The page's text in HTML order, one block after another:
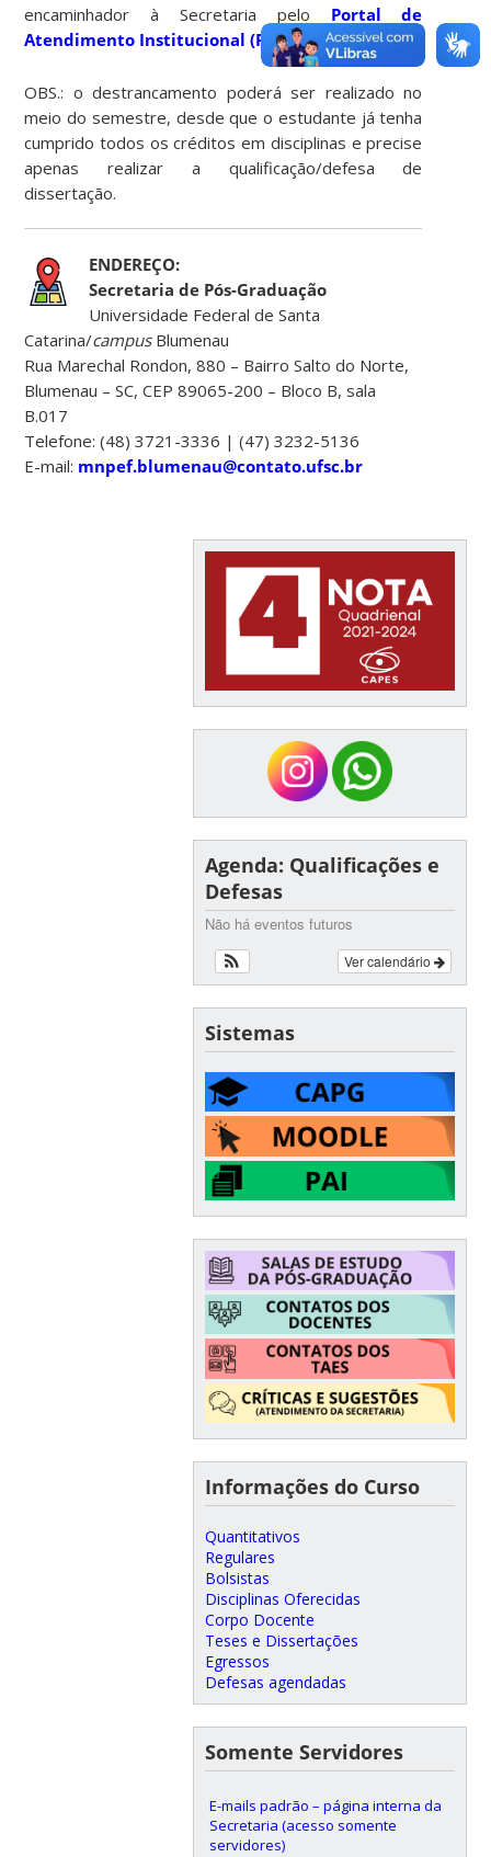
encaminhador à Secretaria pelo Portal de
Atendimento Institucional (PAI).
OBS.: o destrancamento poderá ser realizado no
meio do semestre, desde que o estudante já tenha
cumprido todos os créditos em disciplinas e precise
apenas realizar a qualificação/defesa de
dissertação.
ENDEREÇO:
Secretaria de Pós-Graduação
Universidade Federal de Santa
Catarina/campusBlumenau
Rua Marechal Rondon, 880 – Bairro Salto do Norte,
Blumenau – SC, CEP 89065-200 – Bloco B, sala
B.017
Telefone: (48) 3721-3336 | (47) 3232-5136
E-mail: mnpef.blumenau@contato.ufsc.br
Agenda: Qualificações e
Defesas
Não há eventos futuros
Ver calendário
Sistemas
Informações do Curso
Quantitativos
Regulares
Bolsistas
Disciplinas Oferecidas
Corpo Docente
Teses e Dissertações
Egressos
Defesas agendadas
Somente Servidores
E-mails padrão – página interna da
Secretaria (acesso somente
servidores)